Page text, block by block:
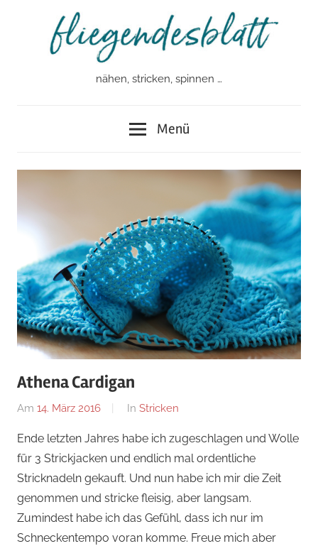
fliegendesblatt
nähen, stricken, spinnen …
Menü
Athena Cardigan
Am 14. März 2016
Von
In Stricken
Ende letzten Jahres habe ich zugeschlagen und Wolle
für 3 Strickjacken und endlich mal ordentliche
Stricknadeln gekauft. Und nun habe ich mir die Zeit
genommen und stricke fleisig, aber langsam.
Zumindest habe ich das Gefühl, dass ich nur im
Schneckentempo voran komme. Freue mich aber